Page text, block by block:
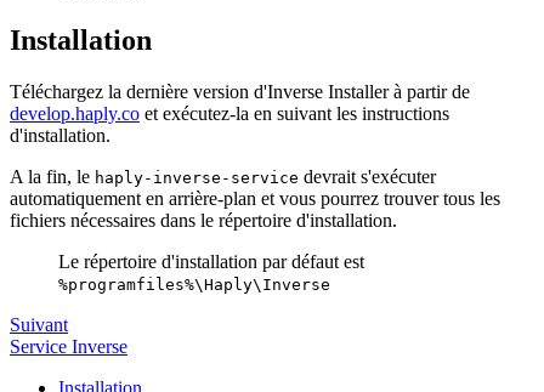
Installation
Téléchargez la dernière version d'Inverse Installer à partir de
develop.haply.co et exécutez-la en suivant les instructions
d'installation.
A la fin, le haply-inverse-service devrait s'exécuter
automatiquement en arrière-plan et vous pourrez trouver tous les
fichiers nécessaires dans le répertoire d'installation.
Le répertoire d'installation par défaut est
%programfiles%\Haply\Inverse
Suivant
Service Inverse
Installation